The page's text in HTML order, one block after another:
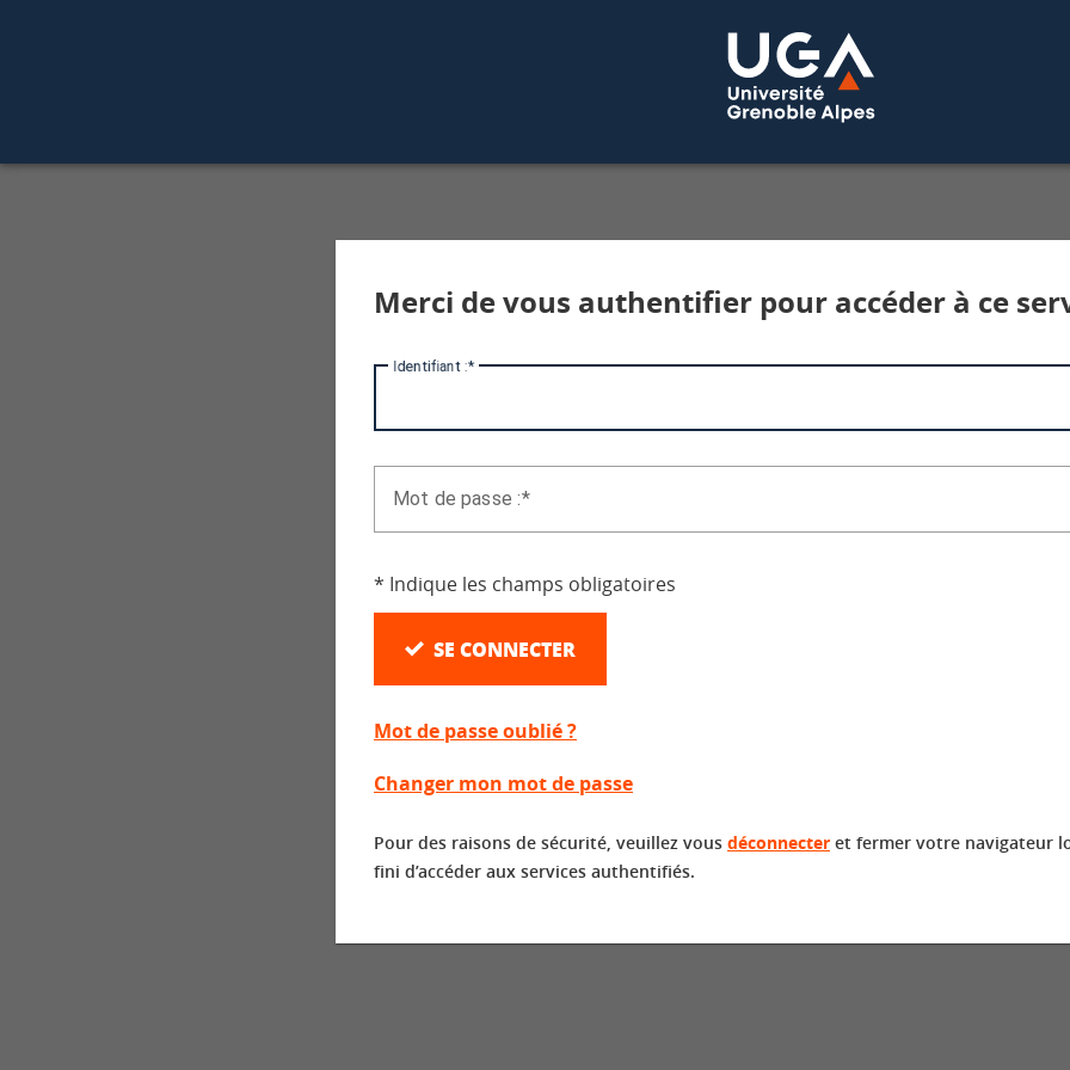
Service d'authentification aux services
Merci de vous authentifier pour accéder à ce
Identifiant :
Mot de passe :
* Indique les champs obligatoires
SE CONNECTER
Mot de passe oublié ?
Changer mon mot de passe
Pour des raisons de sécurité, veuillez vous déconnecter et fermer votre navigateur
fini d’accéder aux services authentifiés.